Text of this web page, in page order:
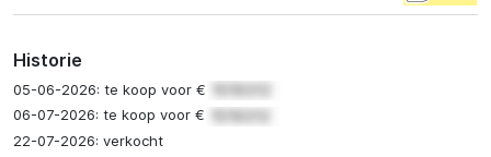
Historie
05-06-2026: te koop voor €
06-07-2026: te koop voor €
22-07-2026: verkocht